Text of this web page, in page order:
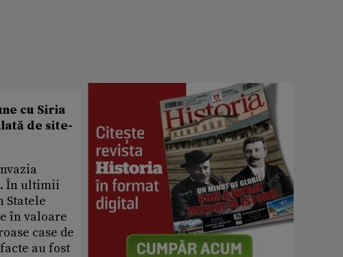
cu Siria
de site-
În ultimii
Statele
în valoare
case de
au fost